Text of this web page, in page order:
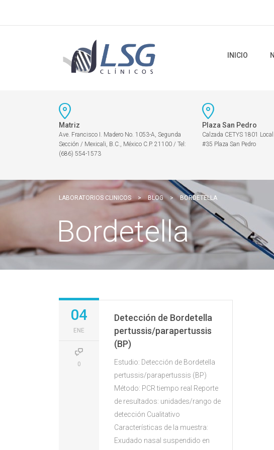
INICIO
Matriz
Ave. Francisco I. Madero No. 1053-A, Segunda
Sección / Mexicali, B.C., México C.P. 21100 / Tel:
(686) 554-1573
Plaza San Pedro
Calzada CETYS 1801 Local
#35 Plaza San Pedro
LABORATORIOS CLINICOS > BLOG > BORDETELLA
Bordetella
04
ENE
0
Detección de Bordetella
pertussis/parapertussis
(BP)
Estudio: Detección de Bordetella
pertussis/parapertussis (BP)
Método: PCR tiempo real Reporte
de resultados: unidades/rango de
detección Cualitativo
Características de la muestra:
Exudado nasal suspendido en